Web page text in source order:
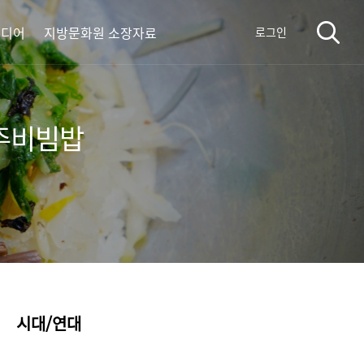
어 지방문화원 소장자료 로그인
비빔밥
시대/연대